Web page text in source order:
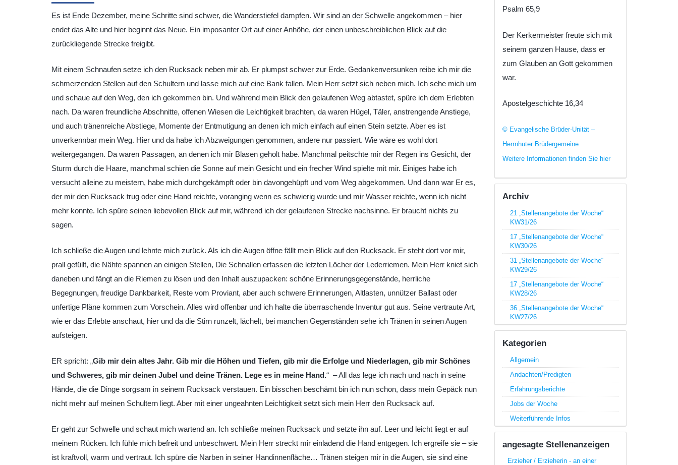
Es ist Ende Dezember, meine Schritte sind schwer, die Wanderstiefel dampfen. Wir sind an der Schwelle angekommen – hier
endet das Alte und hier beginnt das Neue. Ein imposanter Ort auf einer Anhöhe, der einen unbeschreiblichen Blick auf die
zurückliegende Strecke freigibt.
Mit einem Schnaufen setze ich den Rucksack neben mir ab. Er plumpst schwer zur Erde. Gedankenversunken reibe ich mir die
schmerzenden Stellen auf den Schultern und lasse mich auf eine Bank fallen. Mein Herr setzt sich neben mich. Ich sehe mich um
und schaue auf den Weg, den ich gekommen bin. Und während mein Blick den gelaufenen Weg abtastet, spüre ich dem Erlebten
nach. Da waren freundliche Abschnitte, offenen Wiesen die Leichtigkeit brachten, da waren Hügel, Täler, anstrengende Anstiege,
und auch tränenreiche Abstiege, Momente der Entmutigung an denen ich mich einfach auf einen Stein setzte. Aber es ist
unverkennbar mein Weg. Hier und da habe ich Abzweigungen genommen, andere nur passiert. Wie wäre es wohl dort
weitergegangen. Da waren Passagen, an denen ich mir Blasen geholt habe. Manchmal peitschte mir der Regen ins Gesicht, der
Sturm durch die Haare, manchmal schien die Sonne auf mein Gesicht und ein frecher Wind spielte mit mir. Einiges habe ich
versucht alleine zu meistern, habe mich durchgekämpft oder bin davongehüpft und vom Weg abgekommen. Und dann war Er es,
der mir den Rucksack trug oder eine Hand reichte, voranging wenn es schwierig wurde und mir Wasser reichte, wenn ich nicht
mehr konnte. Ich spüre seinen liebevollen Blick auf mir, während ich der gelaufenen Strecke nachsinne. Er braucht nichts zu
sagen.
Ich schließe die Augen und lehnte mich zurück. Als ich die Augen öffne fällt mein Blick auf den Rucksack. Er steht dort vor mir,
prall gefüllt, die Nähte spannen an einigen Stellen, Die Schnallen erfassen die letzten Löcher der Lederriemen. Mein Herr kniet sich
daneben und fängt an die Riemen zu lösen und den Inhalt auszupacken: schöne Erinnerungsgegenstände, herrliche
Begegnungen, freudige Dankbarkeit, Reste vom Proviant, aber auch schwere Erinnerungen, Altlasten, unnützer Ballast oder
unfertige Pläne kommen zum Vorschein. Alles wird offenbar und ich halte die überraschende Inventur gut aus. Seine vertraute Art,
wie er das Erlebte anschaut, hier und da die Stirn runzelt, lächelt, bei manchen Gegenständen sehe ich Tränen in seinen Augen
aufsteigen.
ER spricht: „Gib mir dein altes Jahr. Gib mir die Höhen und Tiefen, gib mir die Erfolge und Niederlagen, gib mir Schönes
und Schweres, gib mir deinen Jubel und deine Tränen. Lege es in meine Hand.“ – All das lege ich nach und nach in seine
Hände, die die Dinge sorgsam in seinem Rucksack verstauen. Ein bisschen beschämt bin ich nun schon, dass mein Gepäck nun
nicht mehr auf meinen Schultern liegt. Aber mit einer ungeahnten Leichtigkeit setzt sich mein Herr den Rucksack auf.
Er geht zur Schwelle und schaut mich wartend an. Ich schließe meinen Rucksack und setzte ihn auf. Leer und leicht liegt er auf
meinem Rücken. Ich fühle mich befreit und unbeschwert. Mein Herr streckt mir einladend die Hand entgegen. Ich ergreife sie – sie
ist kraftvoll, warm und vertraut. Ich spüre die Narben in seiner Handinnenfläche… Tränen steigen mir in die Augen, sie sind eine
Psalm 65,9
Der Kerkermeister freute sich mit
seinem ganzen Hause, dass er
zum Glauben an Gott gekommen
war.
Apostelgeschichte 16,34
© Evangelische Brüder-Unität –
Herrnhuter Brüdergemeine
Weitere Informationen finden Sie hier
Archiv
21 „Stellenangebote der Woche“
KW31/26
17 „Stellenangebote der Woche“
KW30/26
31 „Stellenangebote der Woche“
KW29/26
17 „Stellenangebote der Woche“
KW28/26
36 „Stellenangebote der Woche“
KW27/26
Kategorien
Allgemein
Andachten/Predigten
Erfahrungsberichte
Jobs der Woche
Weiterführende Infos
angesagte Stellenanzeigen
Erzieher / Erzieherin - an einer